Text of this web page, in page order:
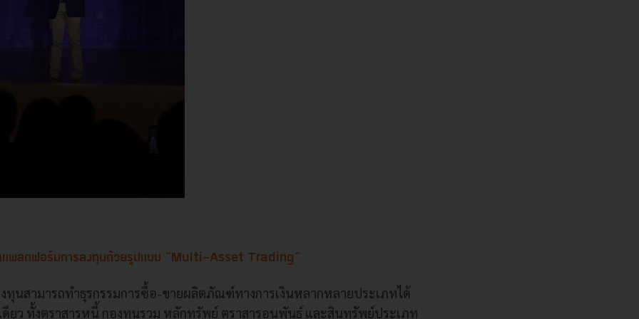
พลตฟอร์มการลงทุนด้วยรูปแบบ “Multi-Asset Trading”
นสามารถทำธุรกรรมการซื้อ-ขายผลิตภัณฑ์ทางการเงินหลากหลายประเภทได้
ยว ทั้งตราสารหนี้ กองทุนรวม หลักทรัพย์ ตราสารอนุพันธ์ และสินทรัพย์ประเภท